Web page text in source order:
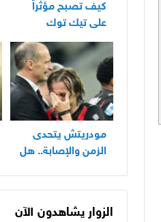
كيف تصبح مؤثراً
على تيك توك
مودريتش يتحدى
الزمن والإصابة.. هل
الزوار يشاهدون الآن